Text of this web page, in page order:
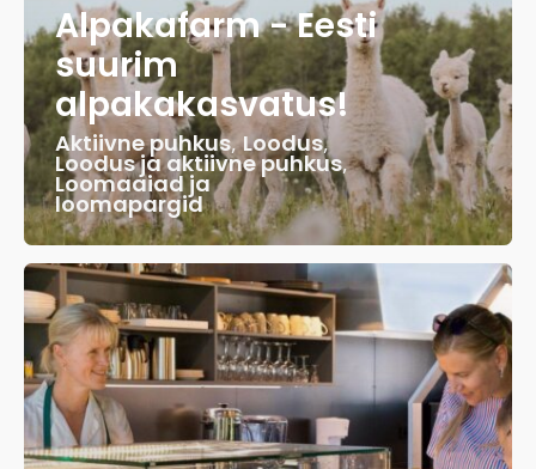
Alpakafarm - Eesti
suurim
alpakakasvatus!
Aktiivne puhkus,Loodus,
Loodus ja aktiivne puhkus,
Loomaaiad ja
loomapargid